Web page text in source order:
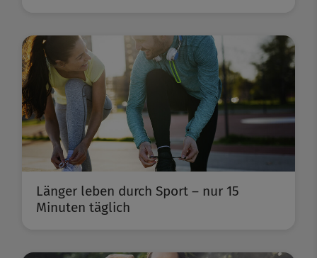
Länger leben durch Sport – nur 15
Minuten täglich